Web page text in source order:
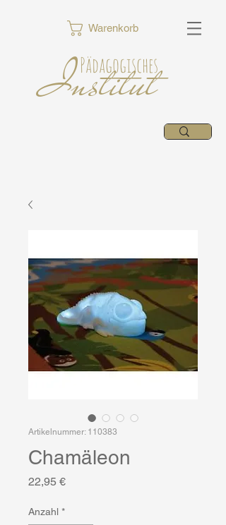
Warenkorb
Pädagogisches
Institut
Artikelnummer: 110383
Chamäleon
22,95 €Preis
Anzahl *